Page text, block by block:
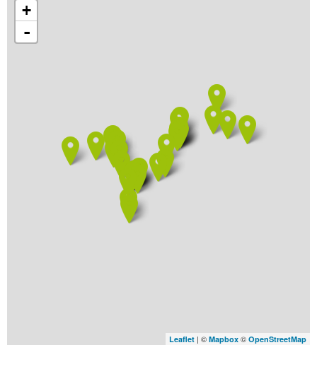
+
-
Leaflet | © Mapbox © OpenStreetMap